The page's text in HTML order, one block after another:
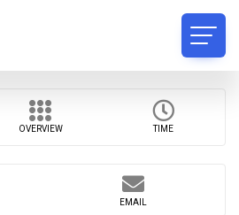
OVERVIEW TIME
EMAIL